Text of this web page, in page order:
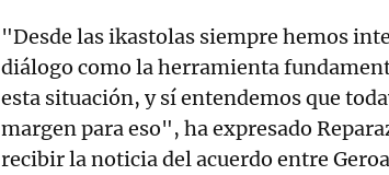
"Desde las ikastolas siempre hemos
diálogo como la herramienta
esta situación, y sí entendemos que
margen para eso", ha expresado
recibir la noticia del acuerdo entre